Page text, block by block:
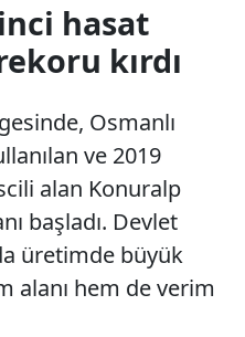
hasat
kırdı
Osmanlı
ve 2019
alan Konuralp
başladı. Devlet
üretimde büyük
alanı hem de verim